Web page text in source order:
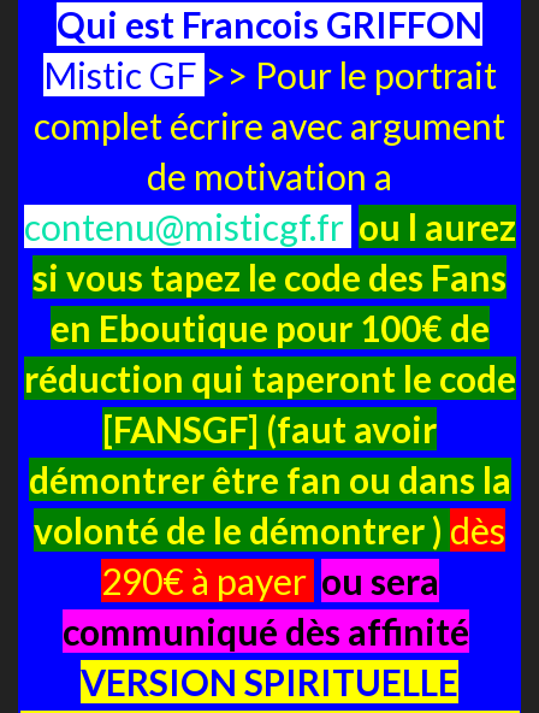
Qui est Francois GRIFFON
Mistic GF >> Pour le portrait
complet écrire avec argument
de motivation a
contenu@misticgf.fr ou l aurez
si vous tapez le code des Fans
en Eboutique pour 100€ de
réduction qui taperont le code
[FANSGF] (faut avoir
démontrer être fan ou dans la
volonté de le démontrer ) dès
290€ à payer ou sera
communiqué dès affinité
VERSION SPIRITUELLE